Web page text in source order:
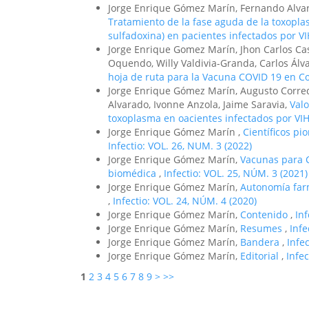
Jorge Enrique Gómez Marín, Fernando
Tratamiento de la fase aguda de la
sulfadoxina) en pacientes infectados por
Jorge Enrique Gomez Marín, Jhon Carlos
Oquendo, Willy Valdivia-Granda, Carlos
hoja de ruta para la Vacuna COVID 19 en
Jorge Enrique Gómez Marín, Augusto
Alvarado, Ivonne Anzola, Jaime Saravia,
toxoplasma en oacientes infectados por
Jorge Enrique Gómez Marín , Científicos
Infectio: VOL. 26, NUM. 3 (2022)
Jorge Enrique Gómez Marín, Vacunas para
biomédica , Infectio: VOL. 25, NÚM. 3 (2021)
Jorge Enrique Gómez Marín, Autonomía
, Infectio: VOL. 24, NÚM. 4 (2020)
Jorge Enrique Gómez Marín, Contenido ,
Jorge Enrique Gómez Marín, Resumes ,
Jorge Enrique Gómez Marín, Bandera ,
Jorge Enrique Gómez Marín, Editorial ,
1 2 3 4 5 6 7 8 9 > >>